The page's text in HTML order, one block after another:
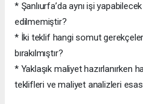
* Şanlıurfa’da aynı işi
edilmemiştir?
* İki teklif hangi somut
bırakılmıştır?
* Yaklaşık maliyet hazırlanırken
teklifleri ve maliyet analizleri esas